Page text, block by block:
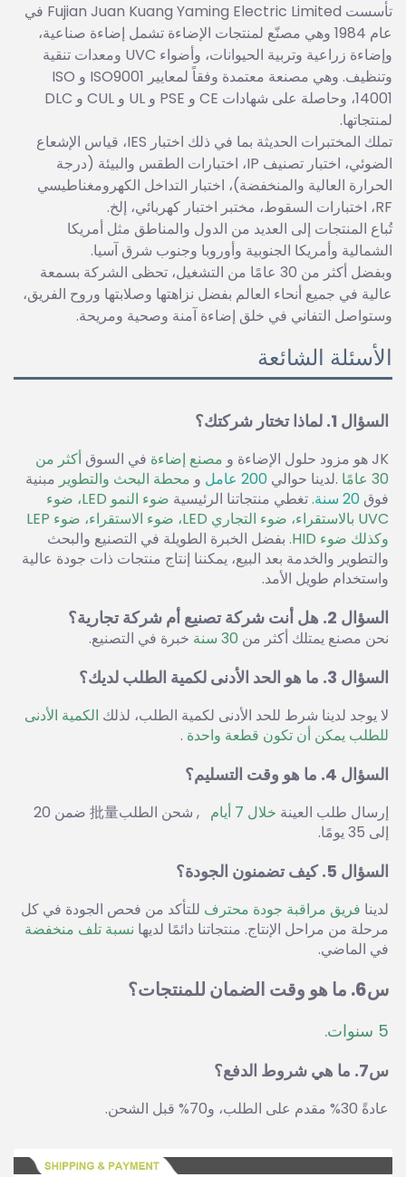
تأسست Fujian Juan Kuang Yaming Electric Limited في
عام 1984 وهي مصنّع لمنتجات الإضاءة تشمل إضاءة صناعية،
وإضاءة زراعية وتربية الحيوانات، وأضواء UVC ومعدات تنقية
وتنظيف. وهي مصنعة معتمدة وفقاً لمعايير ISO9001 و ISO
14001، وحاصلة على شهادات CE و PSE و UL و CUL و DLC
لمنتجاتها.
تملك المختبرات الحديثة بما في ذلك اختبار IES، قياس الإشعاع
الضوئي، اختبار تصنيف IP، اختبارات الطقس والبيئة (درجة
الحرارة العالية والمنخفضة)، اختبار التداخل الكهرومغناطيسي
RF، اختبارات السقوط، مختبر اختبار كهربائي، إلخ.
تُباع المنتجات إلى العديد من الدول والمناطق مثل أمريكا
الشمالية وأمريكا الجنوبية وأوروبا وجنوب شرق آسيا.
وبفضل أكثر من 30 عامًا من التشغيل، تحظى الشركة بسمعة
عالية في جميع أنحاء العالم بفضل نزاهتها وصلابتها وروح الفريق،
وستواصل التفاني في خلق إضاءة آمنة وصحية ومريحة.
الأسئلة الشائعة
السؤال 1. لماذا تختار شركتك؟
JK هو مزود حلول الإضاءة و مصنع إضاءة في السوق
30 عامًا
.لدينا حوالي 200 عامل و محطة البحث والتطوير
فوق 20 سنة. تغطي منتجاتنا الرئيسية
وكذلك ضوء HID.
واستخدام طويل الأمد.
السؤال 2. هل أنت شركة تصنيع أم شركة تجارية؟
نحن مصنع يمتلك أكثر من 30 سنة خبرة في التصنيع.
السؤال 3. ما هو الحد الأدنى لكمية الطلب لديك؟
لا يوجد لدينا شرط للحد الأدنى لكمية الطلب، لذلك
للطلب يمكن أن تكون قطعة واحدة .
السؤال 4. ما هو وقت التسليم؟
إرسال طلب العينة خلال 7 أيام
إلى 35 يومًا.
السؤال 5. كيف تضمنون الجودة؟
لدينا فريق مراقبة جودة محترف
مرحلة من مراحل الإنتاج. منتجاتنا دائمًا لديها نسبة تلف منخفضة
في الماضي.
س6. ما هو وقت الضمان للمنتجات؟
5 سنوات.
س7. ما هي شروط الدفع؟
عادةً 30% مقدم على الطلب، و70% قبل الشحن.